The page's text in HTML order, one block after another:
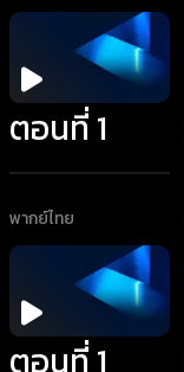
ตอนที่ 1
พากย์ไทย
ตอนที่ 1